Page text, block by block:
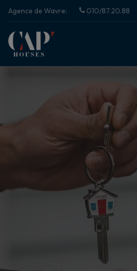
Agence de Wavre: 010/87.20.88